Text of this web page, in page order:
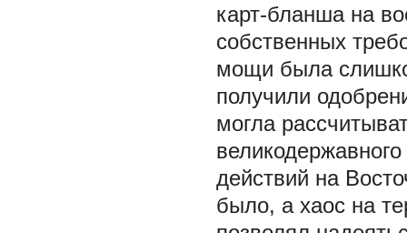
карт-бланша на
собственных
мощи была
получили
могла
действий на
было, а хаос на